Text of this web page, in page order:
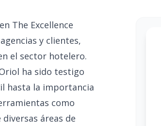
The Excellence
y clientes,
el sector hotelero.
ha sido testigo
hasta la importancia
como
áreas de